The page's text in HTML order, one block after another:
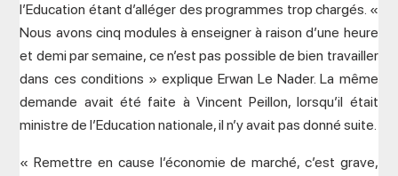
l’Education étant d’alléger des programmes trop chargés. «
Nous avons cinq modules à enseigner à raison d’une heure
et demi par semaine, ce n’est pas possible de bien travailler
dans ces conditions » explique Erwan Le Nader. La même
demande avait été faite à Vincent Peillon, lorsqu’il était
ministre de l’Education nationale, il n’y avait pas donné suite.
« Remettre en cause l’économie de marché, c’est grave,